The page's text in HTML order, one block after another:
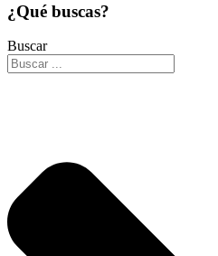
¿Qué buscas?
Buscar